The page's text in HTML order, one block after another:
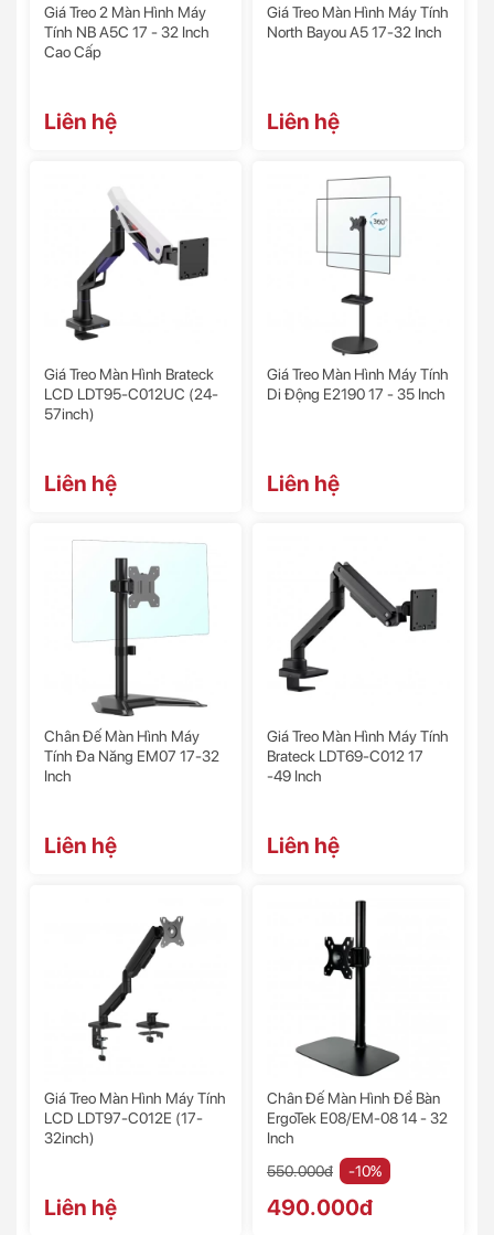
Giá Treo 2 Màn Hình Máy
Tính NB A5C 17 - 32 Inch
Cao Cấp
Liên hệ
Giá Treo Màn Hình Máy Tính
North Bayou A5 17-32 Inch
Liên hệ
Giá Treo Màn Hình Brateck
LCD LDT95-C012UC (24-
57inch)
Liên hệ
Giá Treo Màn Hình Máy Tính
Di Động E2190 17 - 35 Inch
Liên hệ
Chân Đế Màn Hình Máy
Tính Đa Năng EM07 17-32
Inch
Liên hệ
Giá Treo Màn Hình Máy Tính
Brateck LDT69-C012 17
-49 Inch
Liên hệ
Giá Treo Màn Hình Máy Tính
LCD LDT97-C012E (17-
32inch)
Liên hệ
Chân Đế Màn Hình Để Bàn
ErgoTek E08/EM-08 14 - 32
Inch
550.000đ
-10%
490.000đ